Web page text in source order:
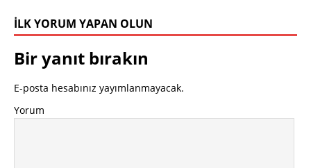
İLK YORUM YAPAN OLUN
Bir yanıt bırakın
E-posta hesabınız yayımlanmayacak.
Yorum